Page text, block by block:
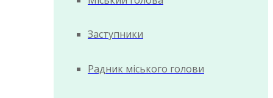
Заступники
Радник міського голови